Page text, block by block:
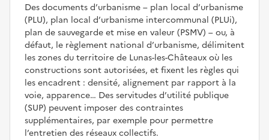
Des documents d’urbanisme – plan local d’urbanisme
(PLU), plan local d’urbanisme intercommunal (PLUi),
plan de sauvegarde et mise en valeur (PSMV) – ou, à
défaut, le règlement national d’urbanisme, délimitent
les zones du territoire de Lunas-les-Châteaux où les
constructions sont autorisées, et fixent les règles qui
les encadrent : densité, alignement par rapport à la
voie, apparence… Des servitudes d’utilité publique
(SUP) peuvent imposer des contraintes
supplémentaires, par exemple pour permettre
l’entretien des réseaux collectifs.